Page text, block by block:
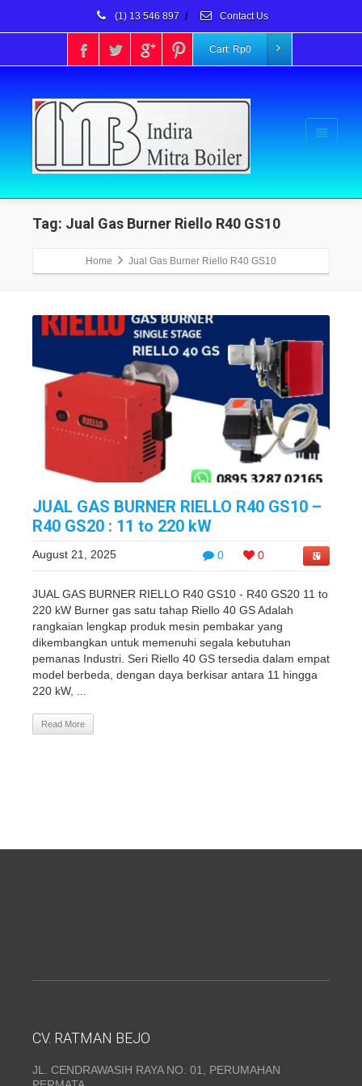
(1) 13 546 897 / Contact Us
Cart: Rp0
Tag: Jual Gas Burner Riello R40 GS10
Home Jual Gas Burner Riello R40 GS10
JUAL GAS BURNER RIELLO R40 GS10 –
R40 GS20 : 11 to 220 kW
0 0
August 21, 2025
JUAL GAS BURNER RIELLO R40 GS10 - R40 GS20 11 to
220 kW Burner gas satu tahap Riello 40 GS Adalah
rangkaian lengkap produk mesin pembakar yang
dikembangkan untuk memenuhi segala kebutuhan
pemanas Industri. Seri Riello 40 GS tersedia dalam empat
model berbeda, dengan daya berkisar antara 11 hingga
220 kW, ...
Read More
CV. RATMAN BEJO
JL. CENDRAWASIH RAYA NO. 01, PERUMAHAN